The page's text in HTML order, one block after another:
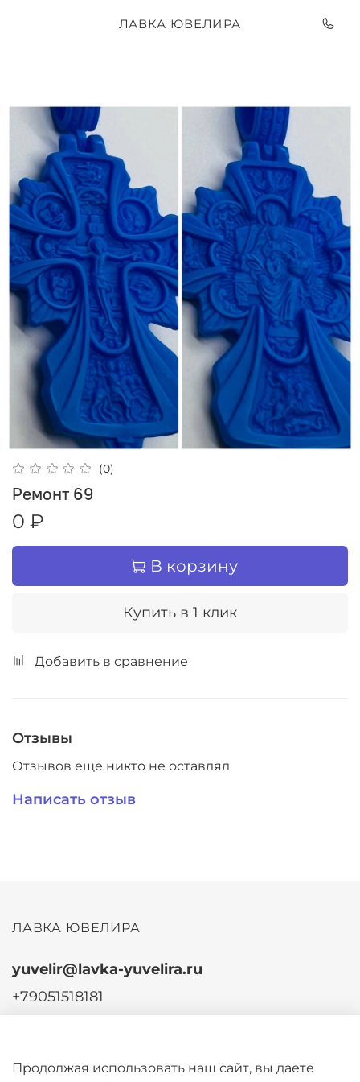
ЛАВКА ЮВЕЛИРА
(0)
Ремонт 69
0 ₽
В корзину
Купить в 1 клик
Добавить в сравнение
Отзывы
Отзывов еще никто не оставлял
Написать отзыв
ЛАВКА ЮВЕЛИРА
yuvelir@lavka-yuvelira.ru
+79051518181
Продолжая использовать наш сайт, вы даете